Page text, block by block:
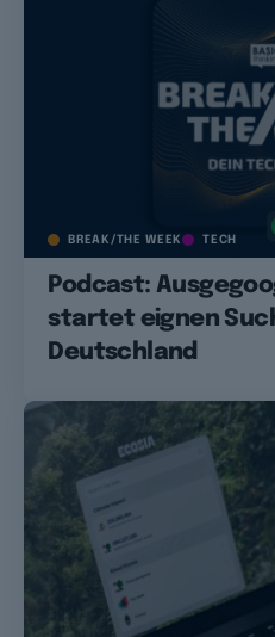
BREAK/THE WEEK TECH
Podcast:
startet eignen
Deutschland